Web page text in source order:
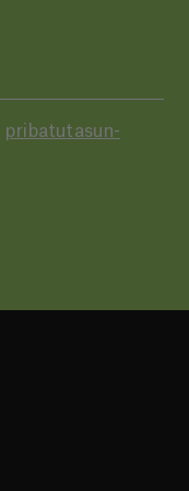
pribatutasun-